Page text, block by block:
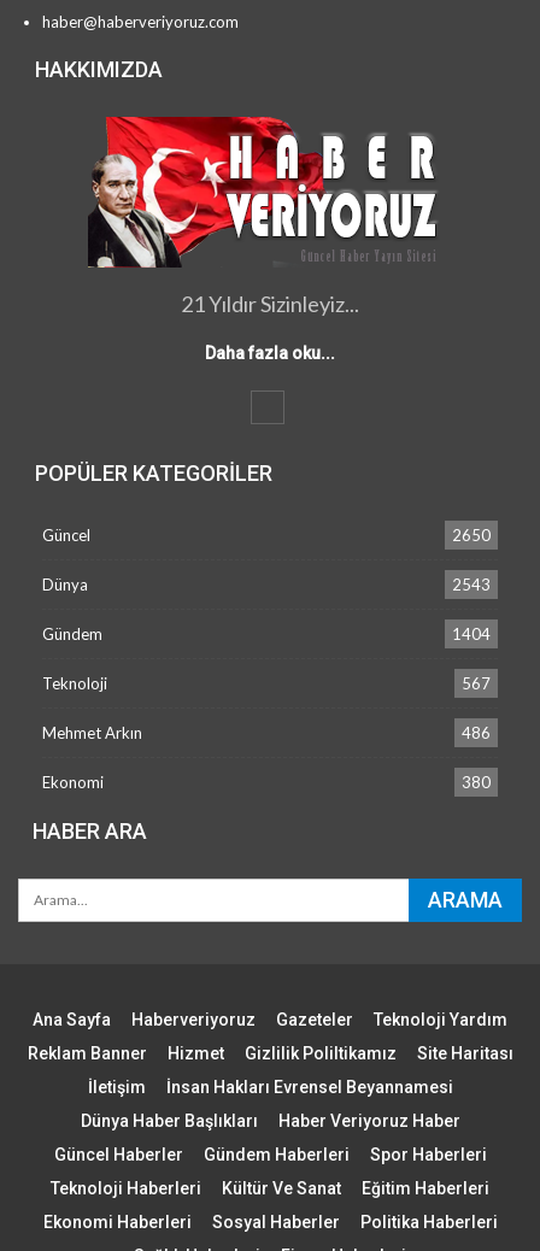
haber@haberveriyoruz.com
HAKKIMIZDA
21 Yıldır Sizinleyiz...
Daha fazla oku...
POPÜLER KATEGORILER
Güncel 2650
Dünya 2543
Gündem 1404
Teknoloji 567
Mehmet Arkın 486
Ekonomi 380
HABER ARA
Ana Sayfa Haberveriyoruz Gazeteler
Teknoloji Yardım
Reklam Banner
Hizmet Gizlilik Poliltikamız
Site Haritası
İletişim
İnsan Hakları Evrensel Beyannamesi
Dünya Haber Başlıkları
Haber Veriyoruz Haber
Güncel Haberler
Gündem Haberleri
Spor Haberleri
Teknoloji Haberleri
Kültür Ve Sanat
Eğitim Haberleri
Ekonomi Haberleri
Sosyal Haberler
Politika Haberleri